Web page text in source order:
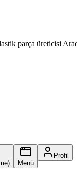
parça üreticisi
Menü
Profil